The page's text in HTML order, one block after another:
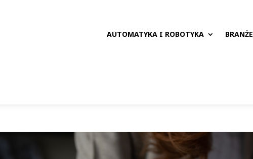
AUTOMATYKA I ROBOTYKA BRANŻE